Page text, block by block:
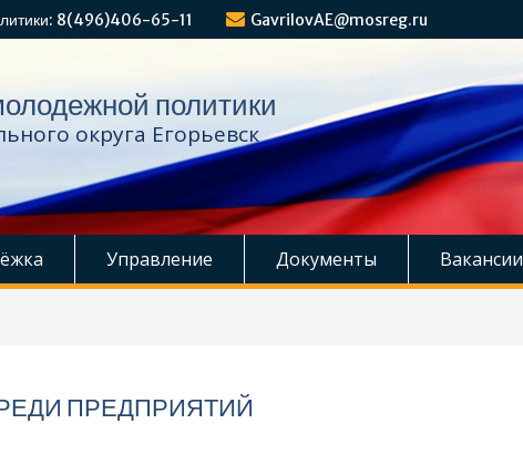
8(496)406-65-11 GavrilovAE@mosreg.ru
политики
округа Егорьевск
Управление Документы Вакансии
ПРЕДПРИЯТИЙ